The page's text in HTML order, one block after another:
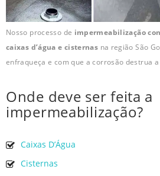
Nosso processo de impermeabilização
caixas d’água e cisternas na região São
enfraqueça e com que a corrosão destrua
Onde deve ser feita a
impermeabilização?
Caixas D’Água
Cisternas